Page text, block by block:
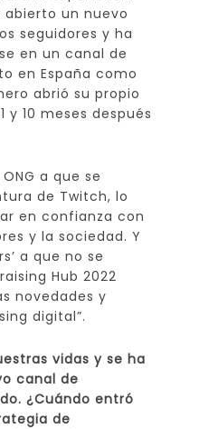
un nuevo
seguidores y ha
en un canal de
en España como
abrió su propio
y 10 meses después
a que se
de Twitch, lo
en confianza con
y la sociedad. Y
a que no se
Hub 2022
novedades y
digital”.
vidas y se ha
canal de
¿Cuándo entró
de